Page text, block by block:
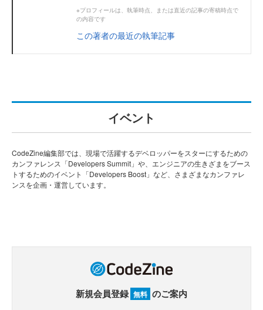
※プロフィールは、執筆時点、または直近の記事の寄稿時点で
の内容です
この著者の最近の執筆記事
イベント
CodeZine編集部では、現場で活躍するデベロッパーをスターにするための
カンファレンス「Developers Summit」や、エンジニアの生きざまをブース
トするためのイベント「Developers Boost」など、さまざまなカンファレ
ンスを企画・運営しています。